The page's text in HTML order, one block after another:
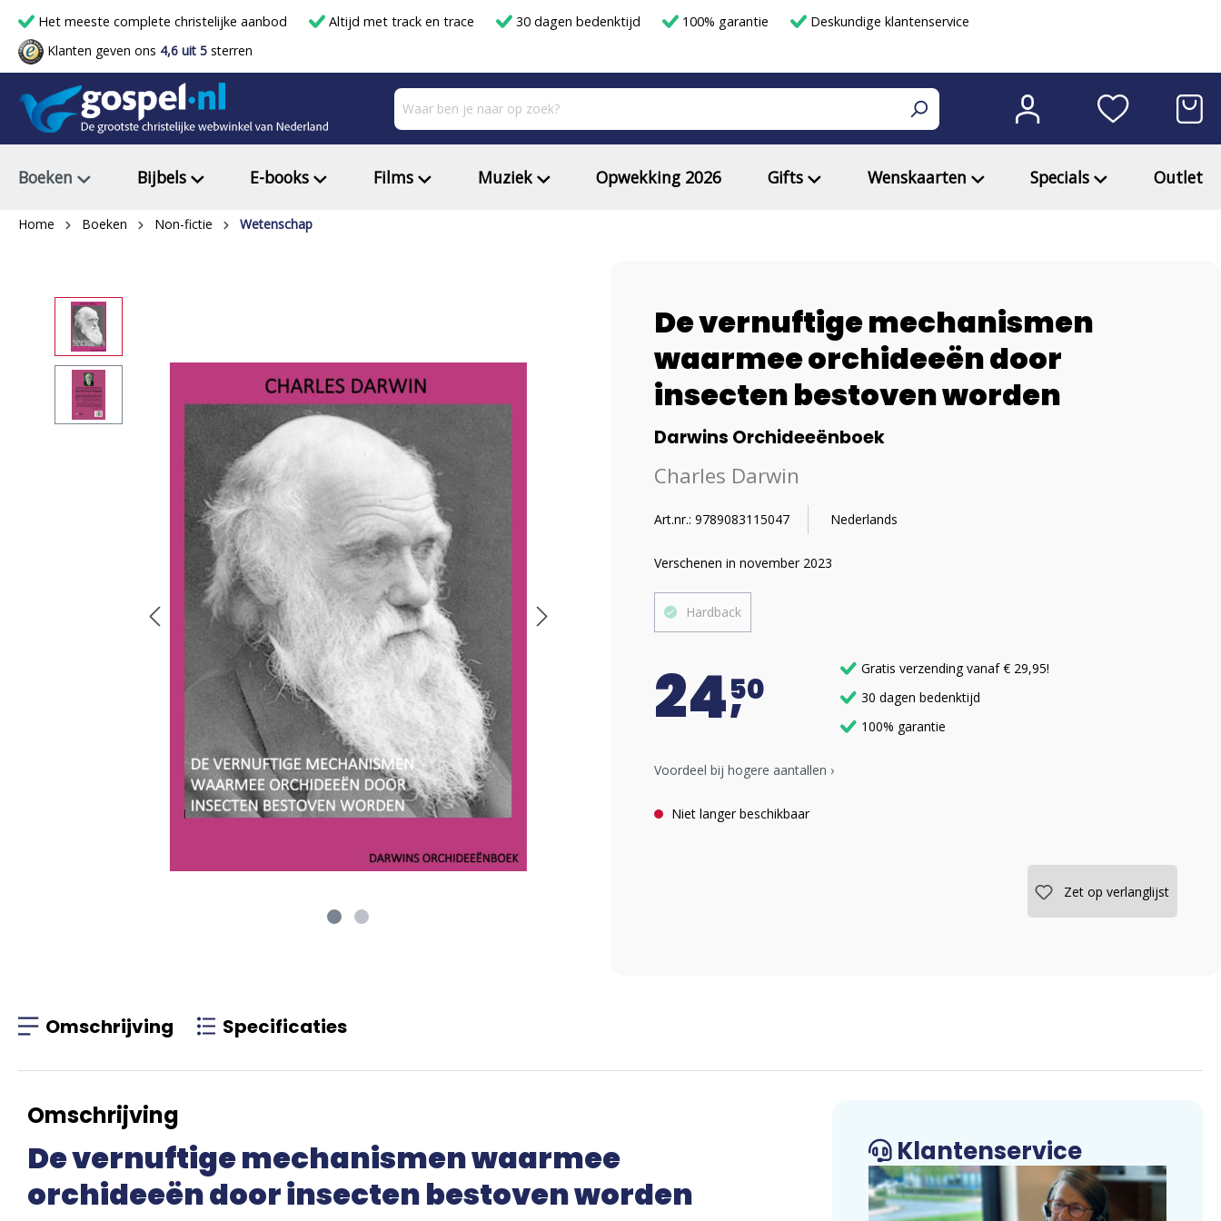
Het meeste complete christelijke aanbod Altijd met track en trace 30 dagen bedenktijd 100% garantie
Deskundige klantenservice
Klanten geven ons 4,6 uit 5 sterren
Boeken Bijbels E-books Films Muziek Opwekking 2026 Gifts Wenskaarten Specials Outlet
Home Boeken Non-fictie Wetenschap
De vernuftige mechanismen
waarmee orchideeën door
insecten bestoven worden
Darwins Orchideeënboek
Charles Darwin
Art.nr.: 9789083115047 Nederlands
Verschenen in november 2023
Hardback
2450
Gratis verzending vanaf € 29,95!
30 dagen bedenktijd
100% garantie
Voordeel bij hogere aantallen ›
Niet langer beschikbaar
Zet op verlanglijst
Omschrijving Specificaties
Omschrijving
De vernuftige mechanismen waarmee
orchideeën door insecten bestoven worden
Klantenservice